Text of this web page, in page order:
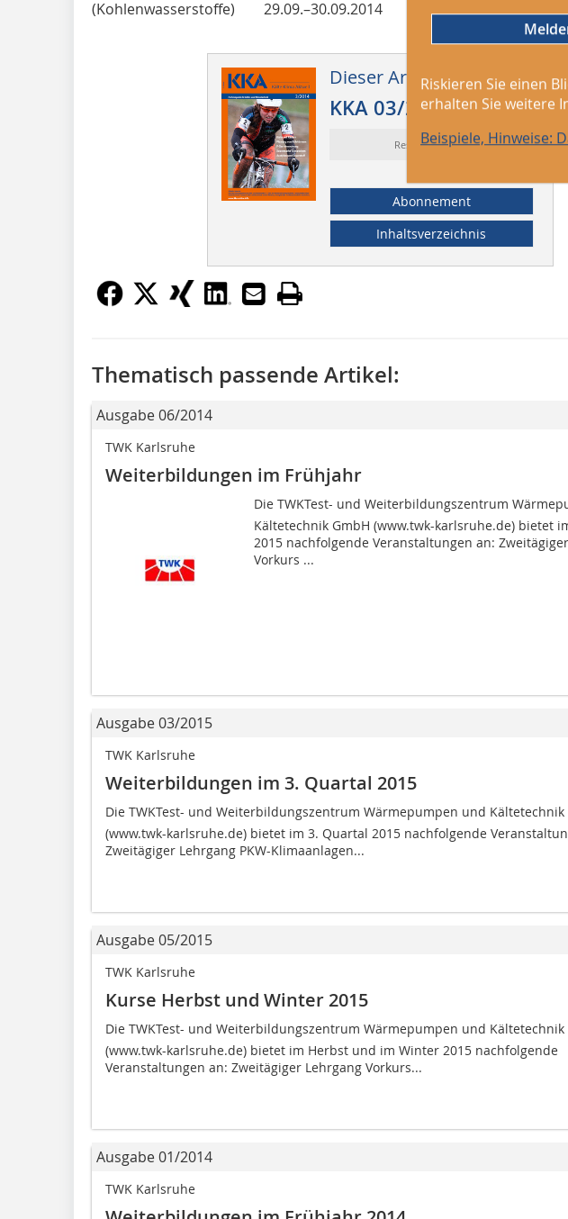
(Kohlenwasserstoffe) 29.09.–30.09.2014
Dieser Artikel erschien in
KKA 03/2014
Ressort: Aktuell
Abonnement
Inhaltsverzeichnis
Riskieren Sie einen
erhalten Sie weitere
Beispiele, Hinweise:
Thematisch passende Artikel:
Ausgabe 06/2014
TWK Karlsruhe
Weiterbildungen im Frühjahr
Die TWKTest- und Weiterbildungszentrum
Kältetechnik GmbH (www.twk-karlsruhe.de) bietet
2015 nachfolgende Veranstaltungen an:
Vorkurs ...
Ausgabe 03/2015
TWK Karlsruhe
Weiterbildungen im 3. Quartal 2015
Die TWKTest- und Weiterbildungszentrum Wärmepumpen und Kältetechnik
(www.twk-karlsruhe.de) bietet im 3. Quartal 2015 nachfolgende
Zweitägiger Lehrgang PKW-Klimaanlagen...
Ausgabe 05/2015
TWK Karlsruhe
Kurse Herbst und Winter 2015
Die TWKTest- und Weiterbildungszentrum Wärmepumpen und Kältetechnik
(www.twk-karlsruhe.de) bietet im Herbst und im Winter 2015 nachfolgende
Veranstaltungen an: Zweitägiger Lehrgang Vorkurs...
Ausgabe 01/2014
TWK Karlsruhe